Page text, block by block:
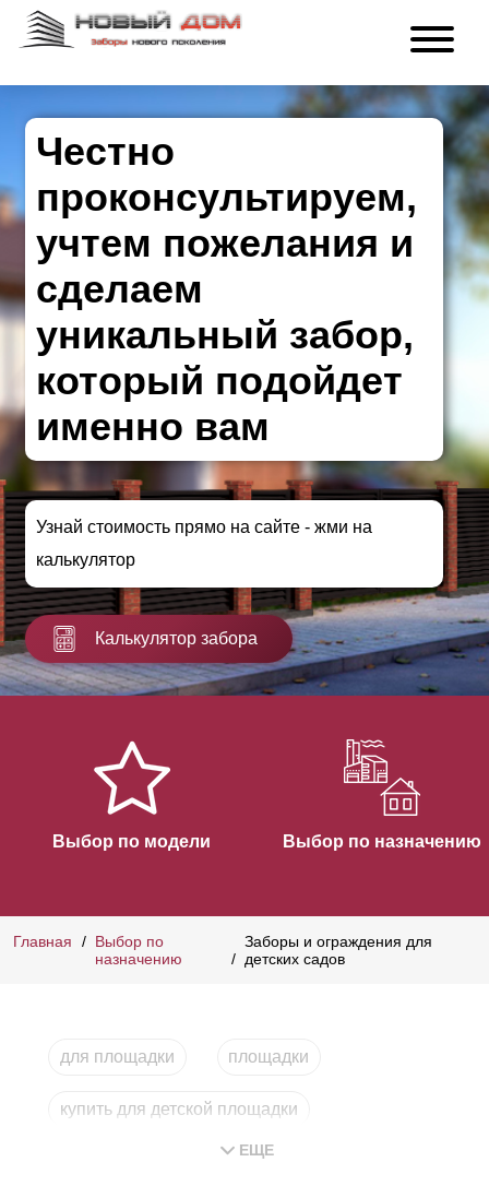
Честно
проконсультируем,
учтем пожелания и
сделаем
уникальный забор,
который подойдет
именно вам
Узнай стоимость прямо на сайте - жми на
калькулятор
Калькулятор забора
Выбор по модели Выбор по назначению
Главная
Выбор по
назначению
Заборы и ограждения для
детских садов
для площадки площадки
купить для детской площадки
купить для детских площадок
ЕЩЕ